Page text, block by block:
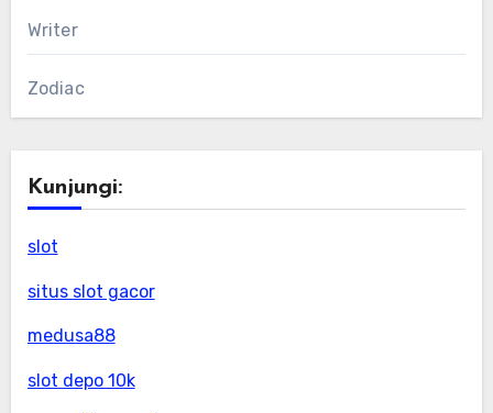
Writer
Zodiac
Kunjungi:
slot
situs slot gacor
medusa88
slot depo 10k